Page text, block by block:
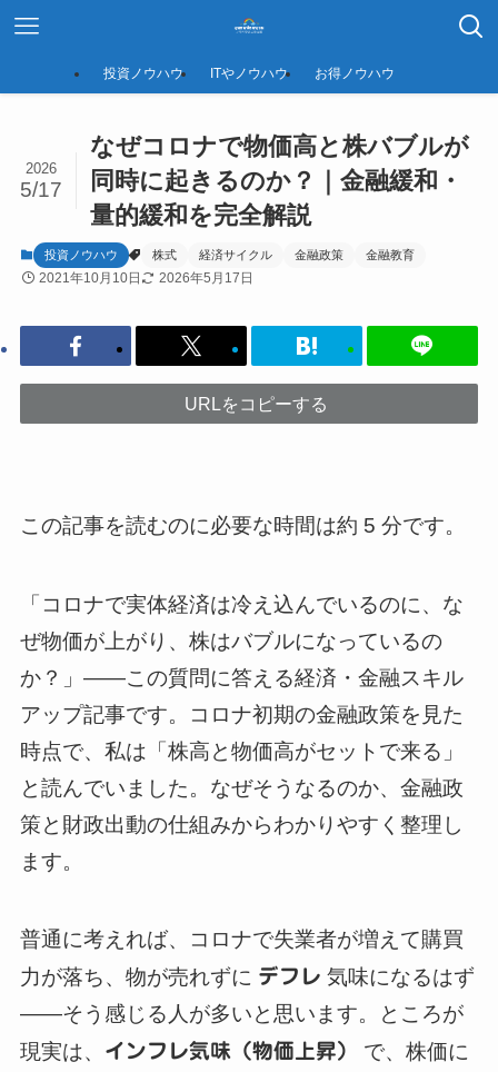
投資ノウハウ ITやノウハウ お得ノウハウ
なぜコロナで物価高と株バブルが
同時に起きるのか？｜金融緩和・
量的緩和を完全解説
2026
5/17
投資ノウハウ 株式 経済サイクル 金融政策 金融教育
2021年10月10日 2026年5月17日
URLをコピーする
この記事を読むのに必要な時間は約 5 分です。
「コロナで実体経済は冷え込んでいるのに、な
ぜ物価が上がり、株はバブルになっているの
か？」——この質問に答える経済・金融スキル
アップ記事です。コロナ初期の金融政策を見た
時点で、私は「株高と物価高がセットで来る」
と読んでいました。なぜそうなるのか、金融政
策と財政出動の仕組みからわかりやすく整理し
ます。
普通に考えれば、コロナで失業者が増えて購買
力が落ち、物が売れずに デフレ 気味になるはず
——そう感じる人が多いと思います。ところが
現実は、
インフレ気味（物価上昇）
で、株価に